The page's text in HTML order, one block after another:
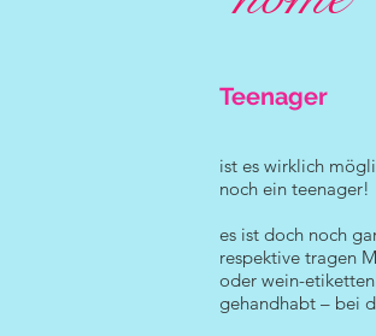
Teenager
ist es wirklich
noch ein teenager!
es ist doch noch
respektive tragen
oder wein-
gehandhabt – bei